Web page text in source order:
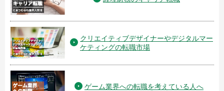
クリエイティブデザイナーやデジタルマー
ケティングの転職市場
ゲーム業界への転職を考えている人へ